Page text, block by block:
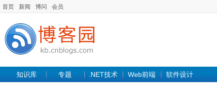
首页 新闻 博问 会员
知识库 专题 .NET技术 Web前端 软件设计